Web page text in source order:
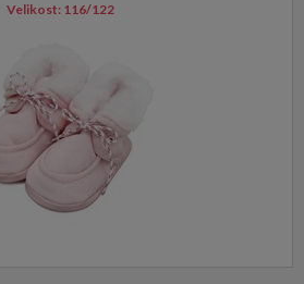
Velikost: 116/122